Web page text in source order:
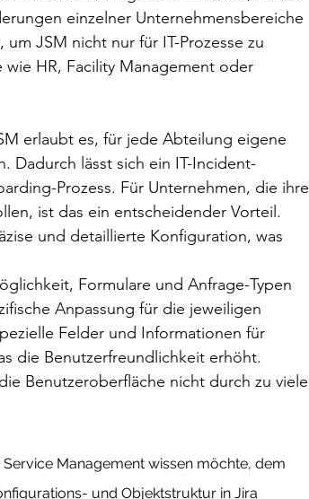
einzelner Unternehmensbereiche
JSM nicht nur für IT-Prozesse zu
HR, Facility Management oder
erlaubt es, für jede Abteilung eigene
Dadurch lässt sich ein IT-Incident-
Prozess. Für Unternehmen, die ihre
ist das ein entscheidender Vorteil.
und detaillierte Konfiguration, was
Formulare und Anfrage-Typen
Anpassung für die jeweiligen
Felder und Informationen für
die Benutzerfreundlichkeit erhöht.
Benutzeroberfläche nicht durch zu viele
Management wissen möchte, dem
und Objektstruktur in Jira